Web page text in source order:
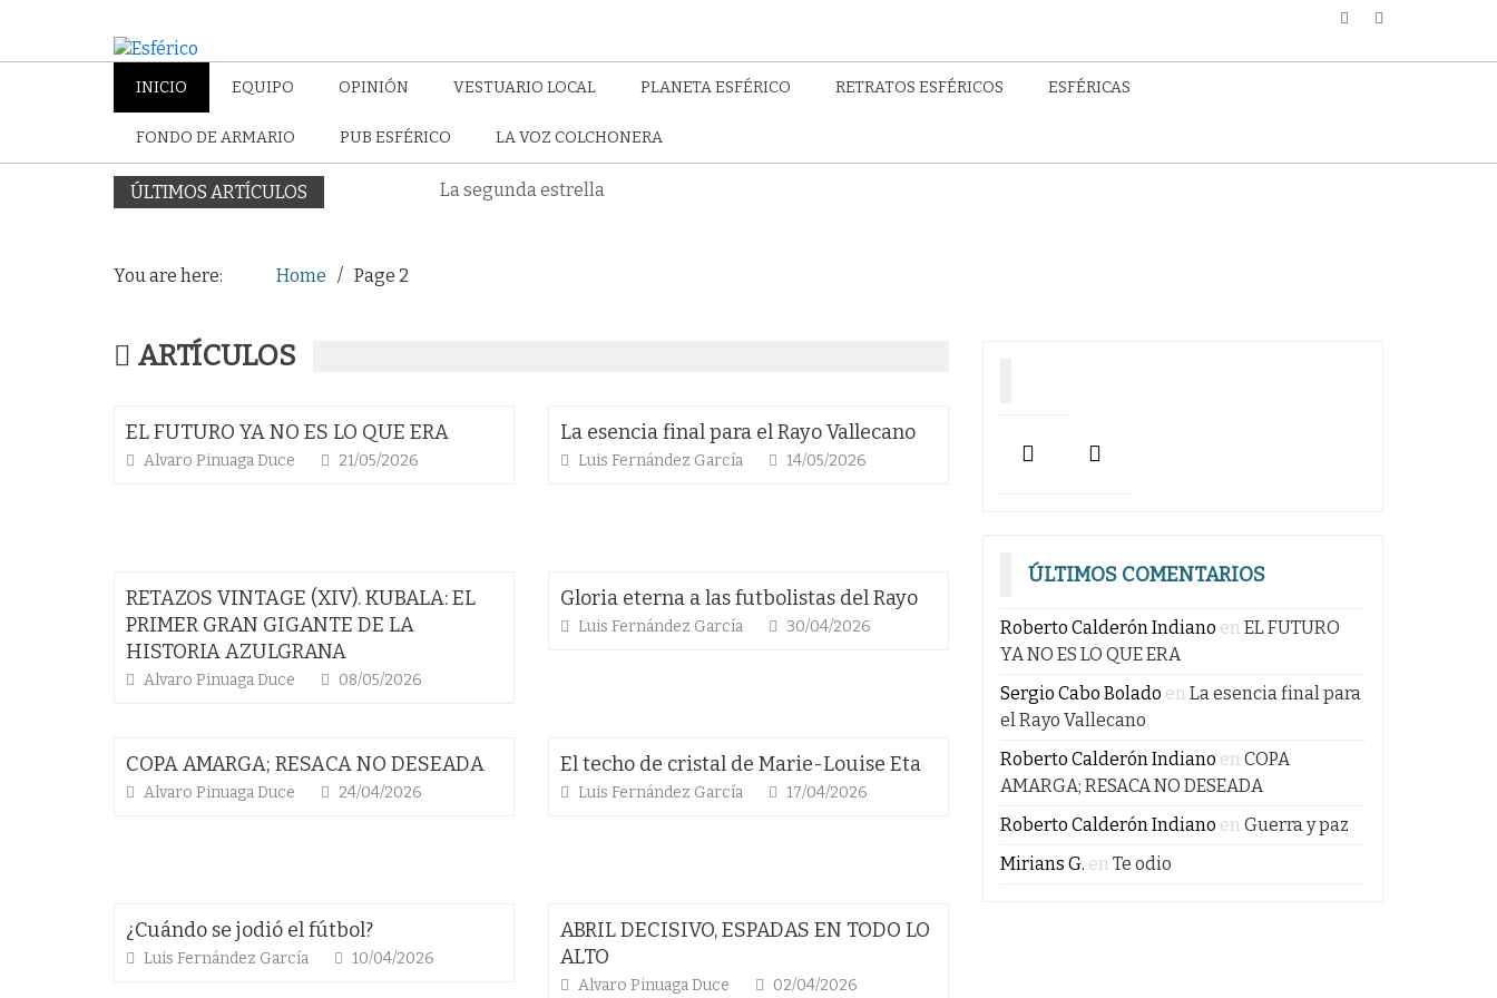
INICIO EQUIPO OPINIÓN VESTUARIO LOCAL PLANETA ESFÉRICO RETRATOS ESFÉRICOS ESFÉRICAS
FONDO DE ARMARIO PUB ESFÉRICO LA VOZ COLCHONERA
ÚLTIMOS ARTÍCULOS La segunda estrella
You are here: Home Page 2
ARTÍCULOS
EL FUTURO YA NO ES LO QUE ERA
Alvaro Pinuaga Duce 21/05/2026
La esencia final para el Rayo Vallecano
Luis Fernández García 14/05/2026
RETAZOS VINTAGE (XIV). KUBALA: EL
PRIMER GRAN GIGANTE DE LA
HISTORIA AZULGRANA
Alvaro Pinuaga Duce 08/05/2026
Gloria eterna a las futbolistas del Rayo
Luis Fernández García 30/04/2026
COPA AMARGA; RESACA NO DESEADA
Alvaro Pinuaga Duce 24/04/2026
El techo de cristal de Marie-Louise Eta
Luis Fernández García 17/04/2026
¿Cuándo se jodió el fútbol?
Luis Fernández García 10/04/2026
ABRIL DECISIVO, ESPADAS EN TODO LO
ALTO
Alvaro Pinuaga Duce 02/04/2026
ÚLTIMOS COMENTARIOS
Roberto Calderón Indiano en EL FUTURO
YA NO ES LO QUE ERA
Sergio Cabo Bolado en La esencia final para
el Rayo Vallecano
Roberto Calderón Indiano en COPA
AMARGA; RESACA NO DESEADA
Roberto Calderón Indiano en Guerra y paz
Mirians G. en Te odio